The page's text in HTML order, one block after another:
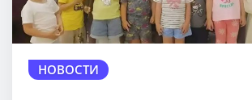
НОВОСТИ